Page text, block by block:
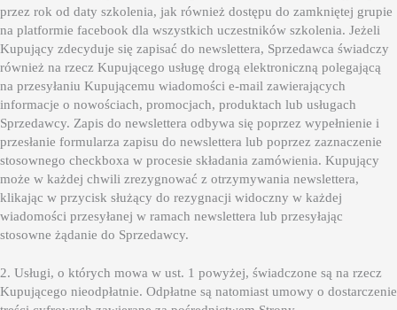
przez rok od daty szkolenia, jak również dostępu do zamkniętej grupie
na platformie facebook dla wszystkich uczestników szkolenia. Jeżeli
Kupujący zdecyduje się zapisać do newslettera, Sprzedawca świadczy
również na rzecz Kupującego usługę drogą elektroniczną polegającą
na przesyłaniu Kupującemu wiadomości e-mail zawierających
informacje o nowościach, promocjach, produktach lub usługach
Sprzedawcy. Zapis do newslettera odbywa się poprzez wypełnienie i
przesłanie formularza zapisu do newslettera lub poprzez zaznaczenie
stosownego checkboxa w procesie składania zamówienia. Kupujący
może w każdej chwili zrezygnować z otrzymywania newslettera,
klikając w przycisk służący do rezygnacji widoczny w każdej
wiadomości przesyłanej w ramach newslettera lub przesyłając
stosowne żądanie do Sprzedawcy.
2. Usługi, o których mowa w ust. 1 powyżej, świadczone są na rzecz
Kupującego nieodpłatnie. Odpłatne są natomiast umowy o dostarczenie